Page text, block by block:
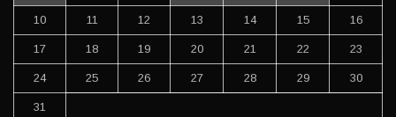
10 11 12 13 14 15 16
17 18 19 20 21 22 23
24 25 26 27 28 29 30
31